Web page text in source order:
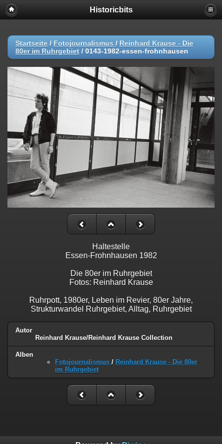
Historicbits
Startseite / Fotojournalismus / Reinhard Krause - Die
80er im Ruhrgebiet / 0143-1982-essen-frohnhausen
Haltestelle
Essen-Frohnhausen 1982
Die 80er im Ruhrgebiet
Fotos: Reinhard Krause
Ruhrpott, 1980er, Leben im Revier, 80er Jahre,
Strukturwandel Ruhrgebiet, Alltag, Ruhrgebiet
Autor
Reinhard Krause/Reinhard Krause Collection
Alben
Fotojournalismus / Reinhard Krause - Die 80er
im Ruhrgebiet